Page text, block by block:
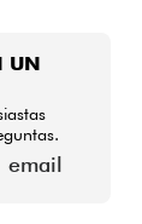
UN
email